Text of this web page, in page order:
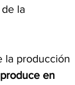
la
la producción
en